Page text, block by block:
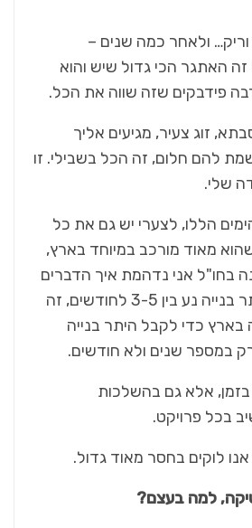
ולאחר כמה שנים –
האתגר הכי גדול שיש והוא
פידבקים שזה שווה את הכל.
זוג צעיר, מגיעים אליך
להם חלום, זה הכל בשבילי. זו
שלי.
הללו, לצערי יש גם את כל
מאוד מורכב במיוחד בארץ,
בחו"ל אני נדהמת איך הדברים
קורים שם מהר! היתר בנייה נע בין 3-5 לחודשים, זה
בארץ כדי לקבל היתר בנייה
במספר שנים ולא חודשים.
אלא גם בהשלכות
בכל פרויקט.
לוקים בחסר מאוד גדול.
למה בעצם?